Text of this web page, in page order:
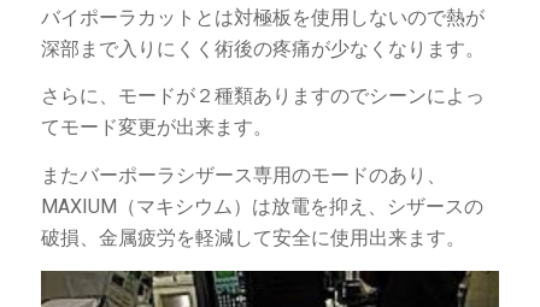
バイポーラカットとは対極板を使用しないので熱が
深部まで入りにくく術後の疼痛が少なくなります。
さらに、モードが２種類ありますのでシーンによっ
てモード変更が出来ます。
またバーポーラシザース専用のモードのあり、
MAXIUM（マキシウム）は放電を抑え、シザースの
破損、金属疲労を軽減して安全に使用出来ます。